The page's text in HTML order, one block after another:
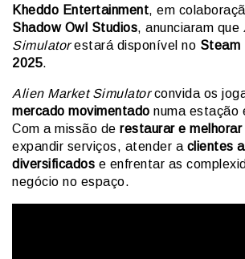
Kheddo Entertainment, em
Shadow Owl Studios, anunciaram que
Simulatorestará disponível no Steam
2025.
Alien Market Simulatorconvida os
mercado movimentado numa estação
Com a missão de restaurar e
expandir serviços, atender a clientes
diversificados e enfrentar as
negócio no espaço.